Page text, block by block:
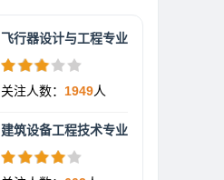
飞行器设计与工程专业
关注人数： 1949人
建筑设备工程技术专业